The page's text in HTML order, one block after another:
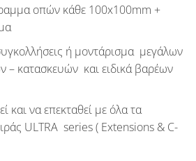
οπών κάθε 100x100mm +
ή μοντάρισμα μεγάλων
– κατασκευών και ειδικά βαρέων
και να επεκταθεί με όλα τα
ULTRA series( Extensions & C-